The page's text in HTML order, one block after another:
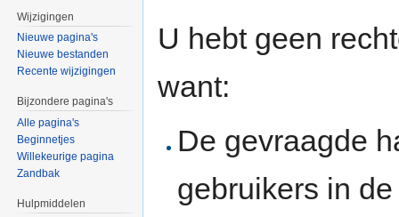
U hebt geen
want:
De gevraagde
gebruikers in
Wijzigingen
Nieuwe pagina's
Nieuwe bestanden
Recente wijzigingen
Bijzondere pagina's
Alle pagina's
Beginnetjes
Willekeurige pagina
Zandbak
Hulpmiddelen